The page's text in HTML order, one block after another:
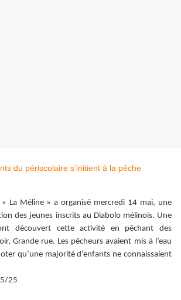
« La Méline » a organisé mercredi 14 mai, une
des jeunes inscrits au Diabolo mélinois. Une
découvert cette activité en pêchant des
Grande rue. Les pêcheurs avaient mis à l’eau
qu’une majorité d’enfants ne connaissaient
25